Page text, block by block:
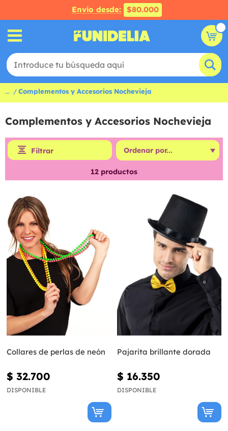
Envío desde: $80.000
... Complementos y Accesorios Nochevieja
Complementos y Accesorios Nochevieja
Filtrar
12 productos
Collares de perlas de neón
$ 32.700
DISPONIBLE
Pajarita brillante dorada
$ 16.350
DISPONIBLE